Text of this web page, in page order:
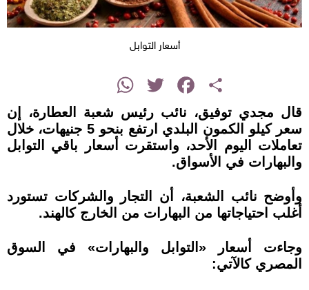
أسعار التوابل
Share
Facebook
Twitter
WhatsApp
قال مجدي توفيق، نائب رئيس شعبة العطارة، إن
سعر كيلو الكمون البلدي ارتفع بنحو 5 جنيهات، خلال
تعاملات اليوم الأحد، واستقرت أسعار باقي التوابل
والبهارات في الأسواق.
وأوضح نائب الشعبة، أن التجار والشركات تستورد
أغلب احتياجاتها من البهارات من الخارج كالهند.
وجاءت أسعار «التوابل والبهارات» في السوق
المصري كالآتي: